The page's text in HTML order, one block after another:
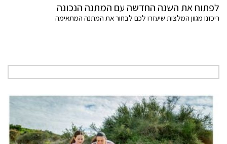
לפתוח את השנה החדשה עם המתנה הנכונה
ריכזנו מגוון המלצות שיעזרו לכם לבחור את המתנה המתאימה